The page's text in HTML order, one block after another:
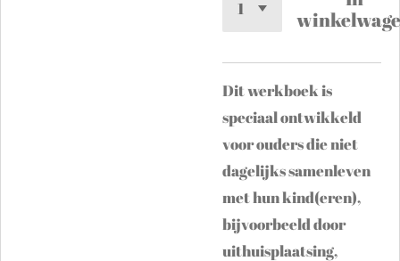
Dit werkboek is
speciaal ontwikkeld
voor ouders die niet
dagelijks samenleven
met hun kind(eren),
bijvoorbeeld door
uithuisplaatsing,